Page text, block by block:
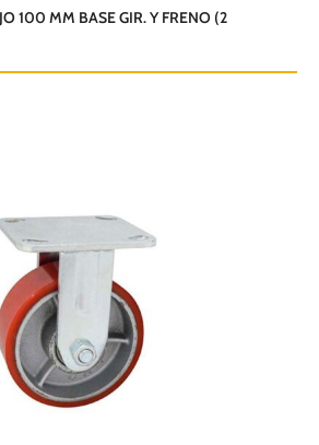
100 MM BASE GIR. Y FRENO (2